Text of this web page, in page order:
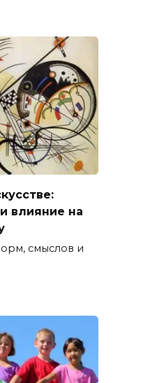
влияние на
смыслов и